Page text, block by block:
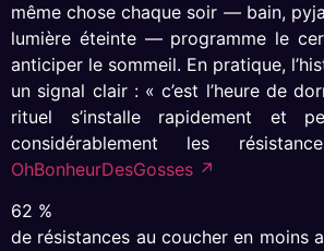
même chose chaque soir — bain,
lumière éteinte — programme le
anticiper le sommeil. En pratique,
un signal clair : « c’est l’heure de
rituel s’installe rapidement et
considérablement les
OhBonheurDesGosses ↗
62 %
de résistances au coucher en moins